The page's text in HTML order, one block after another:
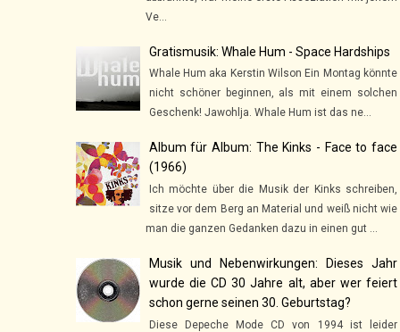
Ve...
Gratismusik: Whale Hum - Space Hardships
Whale Hum aka Kerstin Wilson Ein Montag könnte
nicht schöner beginnen, als mit einem solchen
Geschenk! Jawohlja. Whale Hum ist das ne...
Album für Album: The Kinks - Face to face
(1966)
Ich möchte über die Musik der Kinks schreiben,
sitze vor dem Berg an Material und weiß nicht wie
man die ganzen Gedanken dazu in einen gut ...
Musik und Nebenwirkungen: Dieses Jahr
wurde die CD 30 Jahre alt, aber wer feiert
schon gerne seinen 30. Geburtstag?
Diese Depeche Mode CD von 1994 ist leider